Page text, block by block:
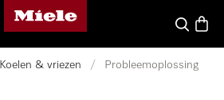
Miele homepage
Wat zoek
Koelen & vriezen / Probleemoplossing